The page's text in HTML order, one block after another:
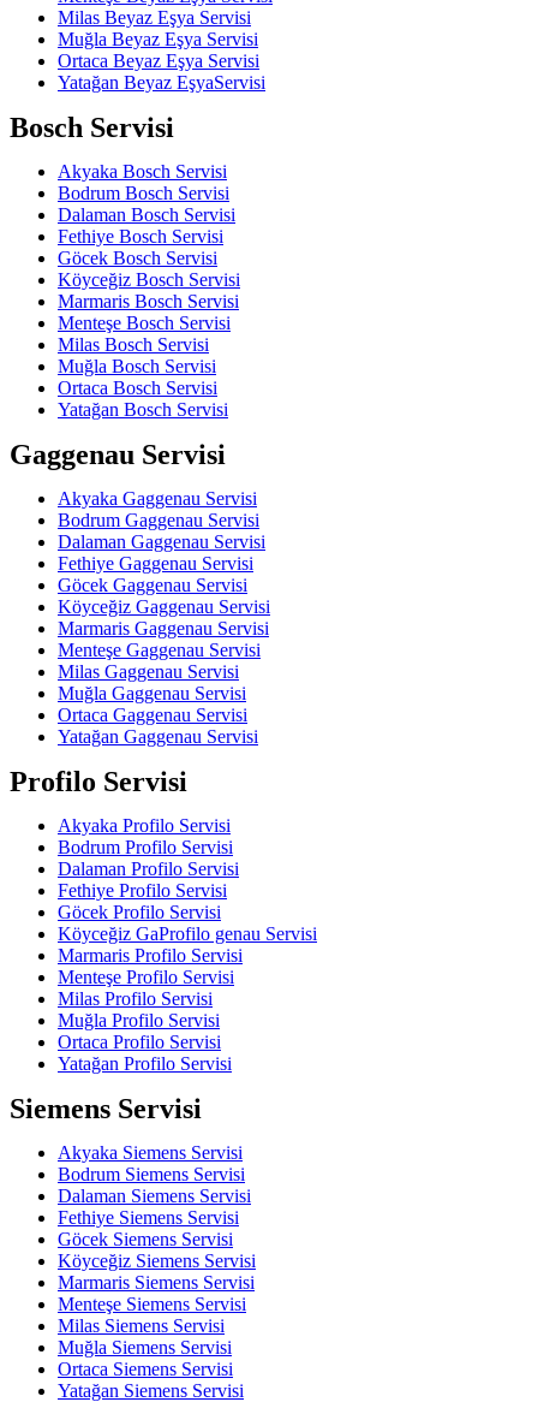
Milas Beyaz Eşya Servisi
Muğla Beyaz Eşya Servisi
Ortaca Beyaz Eşya Servisi
Yatağan Beyaz EşyaServisi
Bosch Servisi
Akyaka Bosch Servisi
Bodrum Bosch Servisi
Dalaman Bosch Servisi
Fethiye Bosch Servisi
Göcek Bosch Servisi
Köyceğiz Bosch Servisi
Marmaris Bosch Servisi
Menteşe Bosch Servisi
Milas Bosch Servisi
Muğla Bosch Servisi
Ortaca Bosch Servisi
Yatağan Bosch Servisi
Gaggenau Servisi
Akyaka Gaggenau Servisi
Bodrum Gaggenau Servisi
Dalaman Gaggenau Servisi
Fethiye Gaggenau Servisi
Göcek Gaggenau Servisi
Köyceğiz Gaggenau Servisi
Marmaris Gaggenau Servisi
Menteşe Gaggenau Servisi
Milas Gaggenau Servisi
Muğla Gaggenau Servisi
Ortaca Gaggenau Servisi
Yatağan Gaggenau Servisi
Profilo Servisi
Akyaka Profilo Servisi
Bodrum Profilo Servisi
Dalaman Profilo Servisi
Fethiye Profilo Servisi
Göcek Profilo Servisi
Köyceğiz GaProfilo genau Servisi
Marmaris Profilo Servisi
Menteşe Profilo Servisi
Milas Profilo Servisi
Muğla Profilo Servisi
Ortaca Profilo Servisi
Yatağan Profilo Servisi
Siemens Servisi
Akyaka Siemens Servisi
Bodrum Siemens Servisi
Dalaman Siemens Servisi
Fethiye Siemens Servisi
Göcek Siemens Servisi
Köyceğiz Siemens Servisi
Marmaris Siemens Servisi
Menteşe Siemens Servisi
Milas Siemens Servisi
Muğla Siemens Servisi
Ortaca Siemens Servisi
Yatağan Siemens Servisi